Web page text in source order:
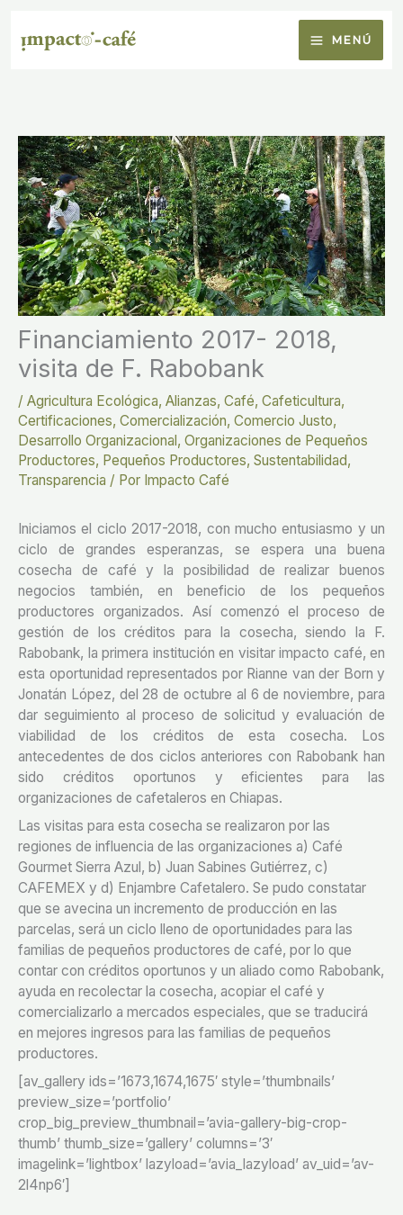
MENÚ
Financiamiento 2017- 2018,
visita de F. Rabobank
/ Agricultura Ecológica, Alianzas, Café, Cafeticultura,
Certificaciones, Comercialización, Comercio Justo,
Desarrollo Organizacional, Organizaciones de Pequeños
Productores, Pequeños Productores, Sustentabilidad,
Transparencia / Por Impacto Café
Iniciamos el ciclo 2017-2018, con mucho entusiasmo y un
ciclo de grandes esperanzas, se espera una buena
cosecha de café y la posibilidad de realizar buenos
negocios también, en beneficio de los pequeños
productores organizados. Así comenzó el proceso de
gestión de los créditos para la cosecha, siendo la F.
Rabobank, la primera institución en visitar impacto café, en
esta oportunidad representados por Rianne van der Born y
Jonatán López, del 28 de octubre al 6 de noviembre, para
dar seguimiento al proceso de solicitud y evaluación de
viabilidad de los créditos de esta cosecha. Los
antecedentes de dos ciclos anteriores con Rabobank han
sido créditos oportunos y eficientes para las
organizaciones de cafetaleros en Chiapas.
Las visitas para esta cosecha se realizaron por las
regiones de influencia de las organizaciones a) Café
Gourmet Sierra Azul, b) Juan Sabines Gutiérrez, c)
CAFEMEX y d) Enjambre Cafetalero. Se pudo constatar
que se avecina un incremento de producción en las
parcelas, será un ciclo lleno de oportunidades para las
familias de pequeños productores de café, por lo que
contar con créditos oportunos y un aliado como Rabobank,
ayuda en recolectar la cosecha, acopiar el café y
comercializarlo a mercados especiales, que se traducirá
en mejores ingresos para las familias de pequeños
productores.
[av_gallery ids=’1673,1674,1675′ style=’thumbnails’
preview_size=’portfolio’
crop_big_preview_thumbnail=’avia-gallery-big-crop-
thumb’ thumb_size=’gallery’ columns=’3′
imagelink=’lightbox’ lazyload=’avia_lazyload’ av_uid=’av-
2l4np6′]